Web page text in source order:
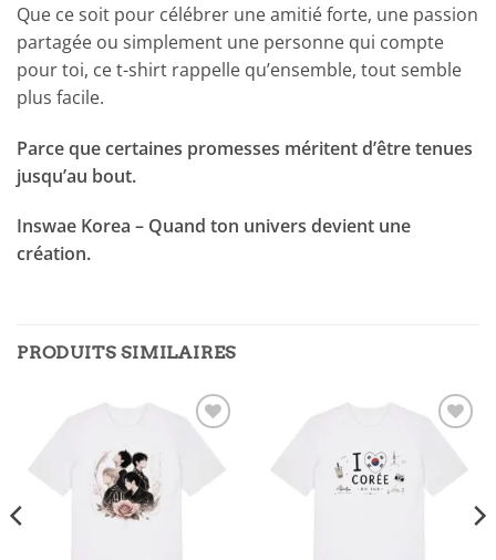
Que ce soit pour célébrer une amitié forte, une passion
partagée ou simplement une personne qui compte
pour toi, ce t-shirt rappelle qu’ensemble, tout semble
plus facile.
Parce que certaines promesses méritent d’être tenues
jusqu’au bout.
Inswae Korea – Quand ton univers devient une
création.
PRODUITS SIMILAIRES
d’envies
d’envies